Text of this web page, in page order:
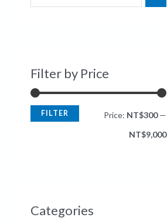
Filter by Price
FILTER Price: NT$300—
NT$9,000
Categories